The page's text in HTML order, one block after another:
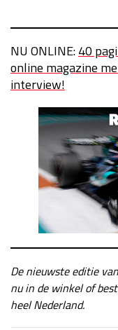
NU ONLINE:40
online magazine
interview!
De nieuwste editie van
nu in de winkel of
heel Nederland.